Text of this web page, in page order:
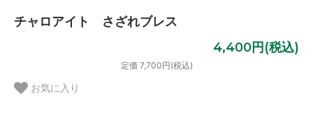
チャロアイト さざれブレス
4,400円(税込)
定価 7,700円(税込)
お気に入り